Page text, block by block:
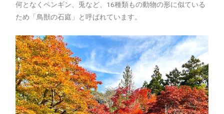
何となくペンギン、兎など、16種類もの動物の形に似ている
ため「鳥獣の石庭」と呼ばれています。